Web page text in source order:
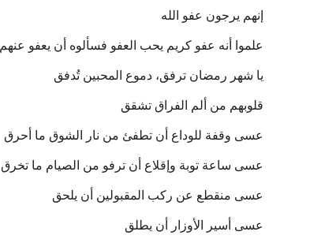
إنهم يرجون عفو الله
علموا أنه عفو كريم يحب العفو فسألوه أن يعفو عنهم
يا شهر رمضان ترفق، دموع المحبين تُدفق
قلوبهم من ألم الفراق تشقق
عسى وقفة للوداع أن تطفئ من نار الشوق ما أحرق
عسى ساعة توبة وإقلاع أن ترفو من الصيام ما تخرق
عسى منقطع عن ركب المقبولين أن يلحق
عسى أسير الأوزار أن يطلق